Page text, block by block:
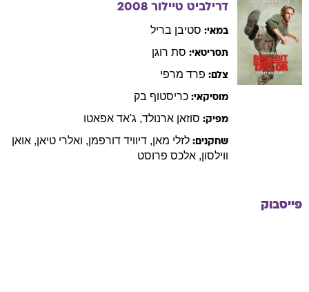
דרילביט טיילור 2008
במאי: סטיבן בריל
תסריטאי: סת רוגן
צלם: פרד מרפי
מוסיקאי: כריסטוף בק
מפיק: סוזאן ארנולד, ג'אד אפאטו
שחקנים: לזלי מאן, דיוויד דורפמן, ואלרי טיאן, אואן
ווילסון, אלכס פרוסט
פייסבוק